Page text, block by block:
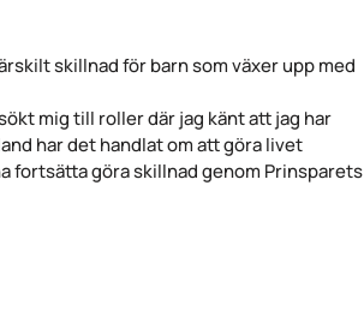
skillnad för barn som växer upp med
mig till roller där jag känt att jag har
har det handlat om att göra livet
fortsätta göra skillnad genom Prinsparets